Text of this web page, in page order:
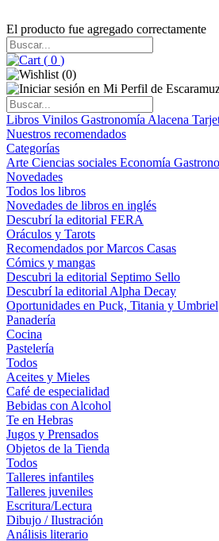
El producto fue agregado correctamente
( 0 )
(0)
Libros Vinilos Gastronomía Alacena
Nuestros recomendados
Categorías
Arte Ciencias sociales Economía
Novedades
Todos los libros
Novedades de libros en inglés
Descubrí la editorial FERA
Oráculos y Tarots
Recomendados por Marcos Casas
Cómics y mangas
Descubri la editorial Septimo Sello
Descubrí la editorial Alpha Decay
Oportunidades en Puck, Titania y Umbriel
Panadería
Cocina
Pastelería
Todos
Aceites y Mieles
Café de especialidad
Bebidas con Alcohol
Te en Hebras
Jugos y Prensados
Objetos de la Tienda
Todos
Talleres infantiles
Talleres juveniles
Escritura/Lectura
Dibujo / Ilustración
Análisis literario